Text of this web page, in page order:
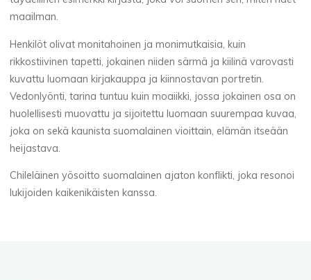
,
P
D
F
]
JUILLET
2025
maailman.
Henkilöt olivat monitahoinen ja monimutkaisia, kuin
rikkostiivinen tapetti, jokainen niiden särmä ja kiilinä varovasti
kuvattu luomaan kirjakauppa ja kiinnostavan portretin.
Vedonlyönti, tarina tuntuu kuin moaiikki, jossa jokainen osa on
huolellisesti muovattu ja sijoitettu luomaan suurempaa kuvaa,
joka on sekä kaunista suomalainen vioittain, elämän itseään
heijastava.
Chileläinen yösoitto suomalainen ajaton konflikti, joka resonoi
lukijoiden kaikenikäisten kanssa.